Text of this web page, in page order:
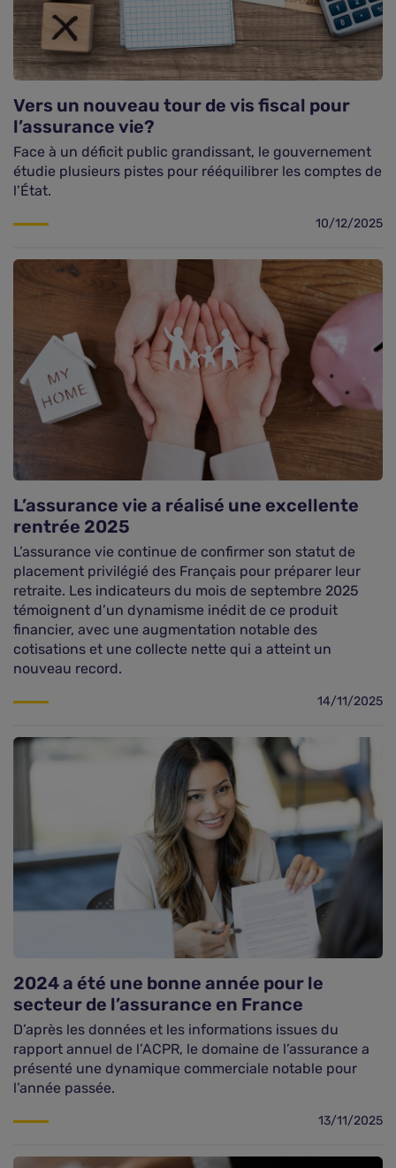
Vers un nouveau tour de vis fiscal pour
l’assurance vie?
Face à un déficit public grandissant, le gouvernement
étudie plusieurs pistes pour rééquilibrer les comptes de
l’État.
10/12/2025
L’assurance vie a réalisé une excellente
rentrée 2025
L’assurance vie continue de confirmer son statut de
placement privilégié des Français pour préparer leur
retraite. Les indicateurs du mois de septembre 2025
témoignent d’un dynamisme inédit de ce produit
financier, avec une augmentation notable des
cotisations et une collecte nette qui a atteint un
nouveau record.
14/11/2025
2024 a été une bonne année pour le
secteur de l’assurance en France
D’après les données et les informations issues du
rapport annuel de l’ACPR, le domaine de l’assurance a
présenté une dynamique commerciale notable pour
l’année passée.
13/11/2025